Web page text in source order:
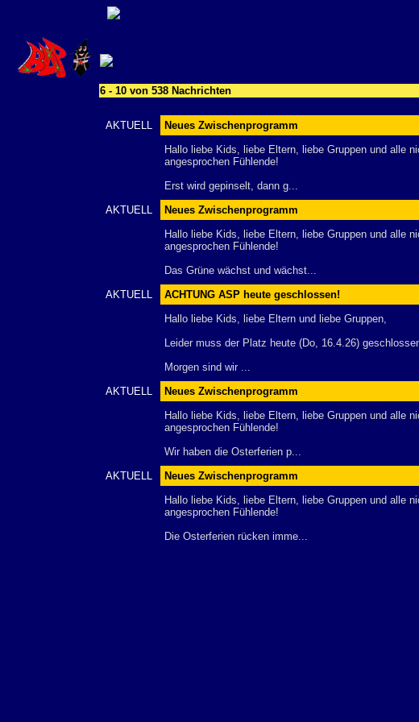
6 - 10 von 538 Nachrichten
AKTUELL
Neues Zwischenprogramm
Hallo liebe Kids, liebe Eltern, liebe Gruppen und alle
angesprochen Fühlende!
Erst wird gepinselt, dann g...
AKTUELL
Neues Zwischenprogramm
Hallo liebe Kids, liebe Eltern, liebe Gruppen und alle
angesprochen Fühlende!
Das Grüne wächst und wächst...
AKTUELL
ACHTUNG ASP heute geschlossen!
Hallo liebe Kids, liebe Eltern und liebe Gruppen,
Leider muss der Platz heute (Do, 16.4.26)
Morgen sind wir ...
AKTUELL
Neues Zwischenprogramm
Hallo liebe Kids, liebe Eltern, liebe Gruppen und alle
angesprochen Fühlende!
Wir haben die Osterferien p...
AKTUELL
Neues Zwischenprogramm
Hallo liebe Kids, liebe Eltern, liebe Gruppen und alle
angesprochen Fühlende!
Die Osterferien rücken imme...